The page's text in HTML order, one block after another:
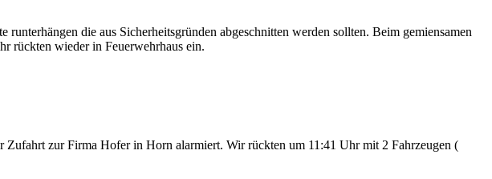
die aus Sicherheitsgründen abgeschnitten werden sollten. Beim gemiensamen
rückten wieder in Feuerwehrhaus ein.
zur Firma Hofer in Horn alarmiert. Wir rückten um 11:41 Uhr mit 2 Fahrzeugen (